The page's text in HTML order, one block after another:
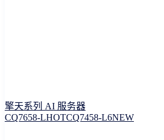
擎天系列 AI 服务器
CQ7658-LHOTCQ7458-L6NEW